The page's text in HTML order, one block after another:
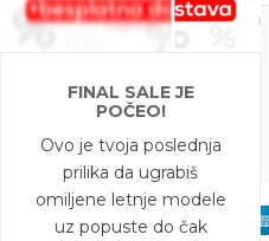
FINAL SALE JE
POČEO!
Ovo je tvoja poslednja
prilika da ugrabiš
omiljene letnje modele
uz popuste do čak